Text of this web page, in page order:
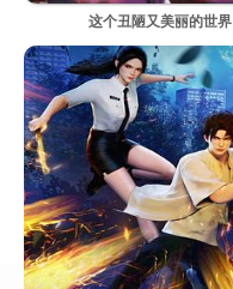
这个丑陋又美丽的世界